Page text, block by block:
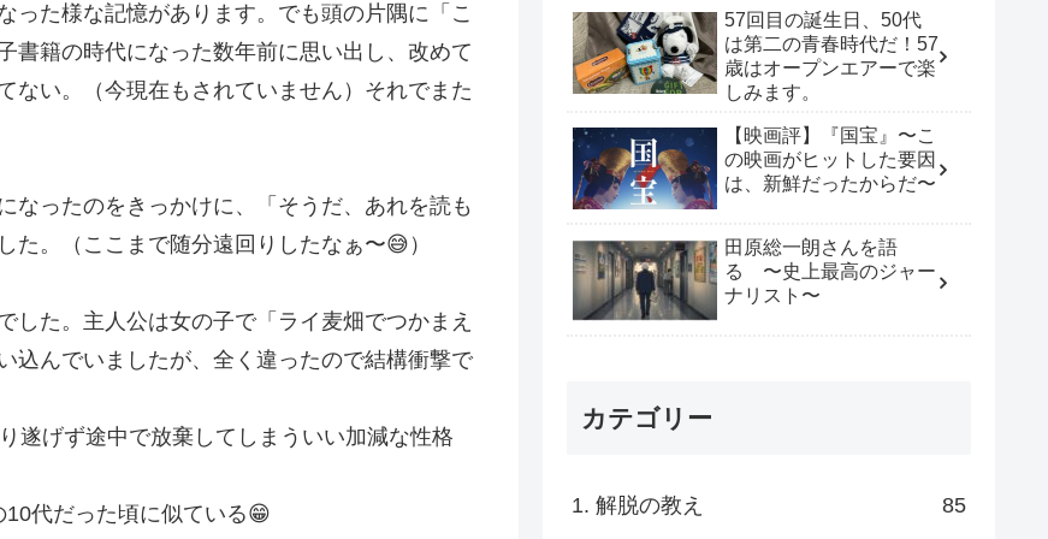
った様な記憶があります。でも頭の片隅に「こ
書籍の時代になった数年前に思い出し、改めて
ない。（今現在もされていません）それでまた
なったのをきっかけに、「そうだ、あれを読も
た。（ここまで随分遠回りしたなぁ〜😅）
た。主人公は女の子で「ライ麦畑でつかまえ
込んでいましたが、全く違ったので結構衝撃で
遂げず途中で放棄してしまういい加減な性格
代だった頃に似ている😁
57回目の誕生日、50代
は第二の青春時代だ！57
歳はオープンエアーで楽
しみます。
【映画評】『国宝』〜こ
の映画がヒットした要因
は、新鮮だったからだ〜
田原総一朗さんを語
る 〜史上最高のジャー
ナリスト〜
カテゴリー
1. 解脱の教え 85